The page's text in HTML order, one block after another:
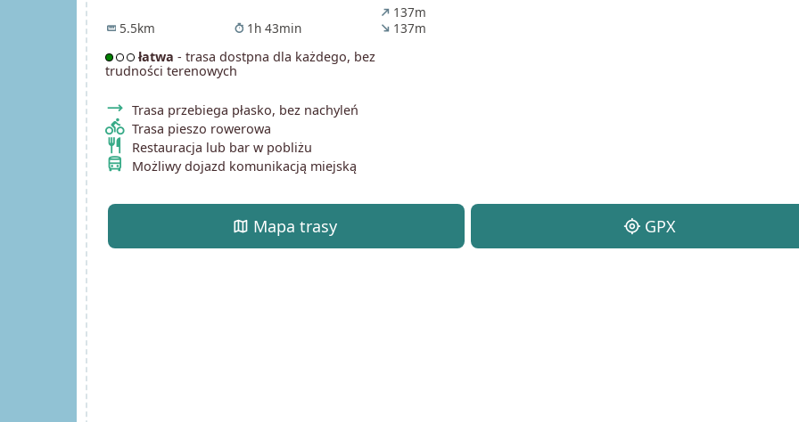
straighten 5.5km timer 1h 43min
north_east137m
south_east137m
łatwa - trasa dostpna dla każdego, bez
trudności terenowych
trending_flat Trasa przebiega płasko, bez nachyleń
directions_bikeTrasa pieszo rowerowa
restaurant Restauracja lub bar w pobliżu
directions_bus Możliwy dojazd komunikacją miejską
map Mapa trasy my_location GPX